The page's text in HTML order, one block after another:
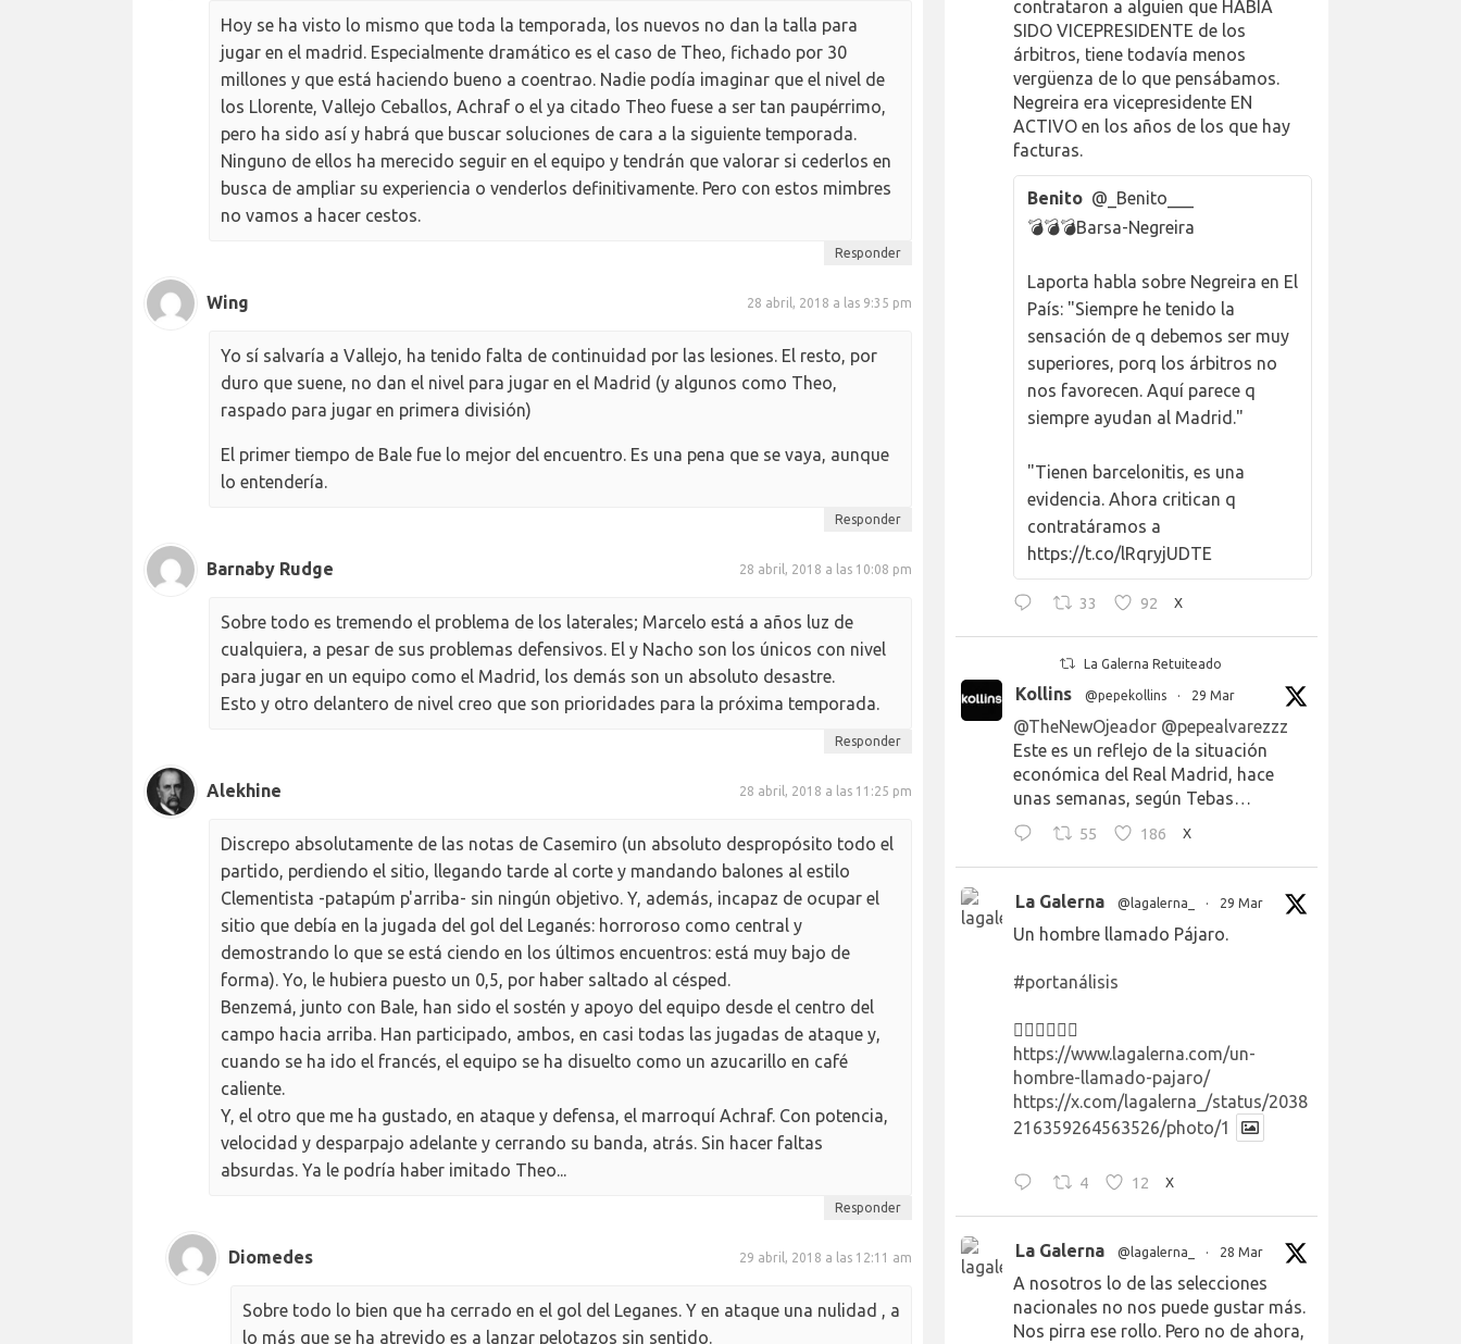
Hoy se ha visto lo mismo que toda la temporada, los nuevos no dan la talla para
jugar en el madrid. Especialmente dramático es el caso de Theo, fichado por 30
millones y que está haciendo bueno a coentrao. Nadie podía imaginar que el nivel de
los Llorente, Vallejo Ceballos, Achraf o el ya citado Theo fuese a ser tan paupérrimo,
pero ha sido así y habrá que buscar soluciones de cara a la siguiente temporada.
Ninguno de ellos ha merecido seguir en el equipo y tendrán que valorar si cederlos en
busca de ampliar su experiencia o venderlos definitivamente. Pero con estos mimbres
no vamos a hacer cestos.
Responder
Wing 28 abril, 2018 a las 9:35 pm
Yo sí salvaría a Vallejo, ha tenido falta de continuidad por las lesiones. El resto, por
duro que suene, no dan el nivel para jugar en el Madrid (y algunos como Theo,
raspado para jugar en primera división)
El primer tiempo de Bale fue lo mejor del encuentro. Es una pena que se vaya, aunque
lo entendería.
Responder
Barnaby Rudge 28 abril, 2018 a las 10:08 pm
Sobre todo es tremendo el problema de los laterales; Marcelo está a años luz de
cualquiera, a pesar de sus problemas defensivos. El y Nacho son los únicos con nivel
para jugar en un equipo como el Madrid, los demás son un absoluto desastre.
Esto y otro delantero de nivel creo que son prioridades para la próxima temporada.
Responder
Alekhine 28 abril, 2018 a las 11:25 pm
Discrepo absolutamente de las notas de Casemiro (un absoluto despropósito todo el
partido, perdiendo el sitio, llegando tarde al corte y mandando balones al estilo
Clementista -patapúm p'arriba- sin ningún objetivo. Y, además, incapaz de ocupar el
sitio que debía en la jugada del gol del Leganés: horroroso como central y
demostrando lo que se está ciendo en los últimos encuentros: está muy bajo de
forma). Yo, le hubiera puesto un 0,5, por haber saltado al césped.
Benzemá, junto con Bale, han sido el sostén y apoyo del equipo desde el centro del
campo hacia arriba. Han participado, ambos, en casi todas las jugadas de ataque y,
cuando se ha ido el francés, el equipo se ha disuelto como un azucarillo en café
caliente.
Y, el otro que me ha gustado, en ataque y defensa, el marroquí Achraf. Con potencia,
velocidad y desparpajo adelante y cerrando su banda, atrás. Sin hacer faltas
absurdas. Ya le podría haber imitado Theo...
Responder
Diomedes 29 abril, 2018 a las 12:11 am
Sobre todo lo bien que ha cerrado en el gol del Leganes. Y en ataque una nulidad , a
lo más que se ha atrevido es a lanzar pelotazos sin sentido.
contrataron a alguien que HABÍA
SIDO VICEPRESIDENTE de los
árbitros, tiene todavía menos
vergüenza de lo que pensábamos.
Negreira era vicepresidente EN
ACTIVO en los años de los que hay
facturas.
Benito @_Benito___
💣💣💣Barsa-Negreira
Laporta habla sobre Negreira en El
País: "Siempre he tenido la
sensación de q debemos ser muy
superiores, porq los árbitros no
nos favorecen. Aquí parece q
siempre ayudan al Madrid."
"Tienen barcelonitis, es una
evidencia. Ahora critican q
contratáramos a
https://t.co/lRqryjUDTE
33 92 X
La Galerna Retuiteado
Kollins @pepekollins · 29 Mar
@TheNewOjeador @pepealvarezzz
Este es un reflejo de la situación
económica del Real Madrid, hace
unas semanas, según Tebas…
55 186 X
La Galerna @lagalerna_ · 29 Mar
Un hombre llamado Pájaro.
#portanálisis
👉🏻👉🏻👉🏻
https://www.lagalerna.com/un-
hombre-llamado-pajaro/
https://x.com/lagalerna_/status/2038
216359264563526/photo/1
4 12 X
La Galerna @lagalerna_ · 28 Mar
A nosotros lo de las selecciones
nacionales no nos puede gustar más.
Nos pirra ese rollo. Pero no de ahora,